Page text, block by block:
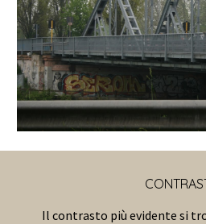
Il contrasto più evidente si